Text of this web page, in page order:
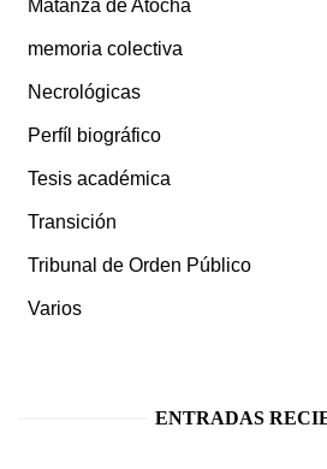
Matanza de Atocha
memoria colectiva
Necrológicas
Perfíl biográfico
Tesis académica
Transición
Tribunal de Orden Público
Varios
ENTRADAS